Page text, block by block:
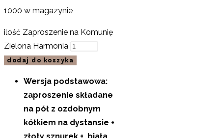
1000 w magazynie
ilość Zaproszenie na Komunię
Zielona Harmonia
dodaj do koszyka
Wersja podstawowa:
zaproszenie składane
na pół z ozdobnym
kółkiem na dystansie +